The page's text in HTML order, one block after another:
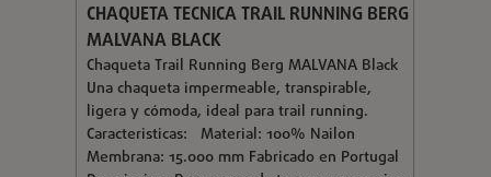
CHAQUETA TECNICA TRAIL RUNNING BERG
MALVANA BLACK
Chaqueta Trail Running Berg MALVANA Black
Una chaqueta impermeable, transpirable,
ligera y cómoda, ideal para trail running.
Caracteristicas: Material: 100% Nailon
Membrana: 15.000 mm Fabricado en Portugal